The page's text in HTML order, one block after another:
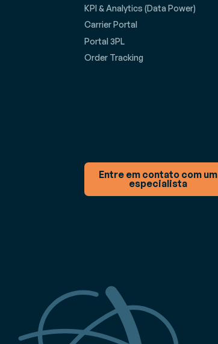
KPI & Analytics (Data Power)
Carrier Portal
Portal 3PL
Order Tracking
Entre em contato com um
especialista